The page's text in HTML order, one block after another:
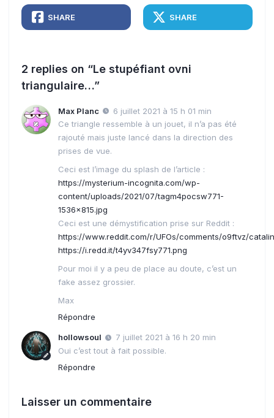
SHARE SHARE
2 replies on “Le stupéfiant ovni
triangulaire…”
Max Planc
6 juillet 2021 à 15 h 01 min
Ce triangle ressemble à un jouet, il n’a pas été
rajouté mais juste lancé dans la direction des
prises de vue.
Ceci est l’image du splash de l’article :
https://mysterium-incognita.com/wp-
content/uploads/2021/07/tagm4pocsw771-
1536×815.jpg
Ceci est une démystification prise sur Reddit :
https://www.reddit.com/r/UFOs/comments/o9ftvz/
https://i.redd.it/t4yv347fsy771.png
Pour moi il y a peu de place au doute, c’est un
fake assez grossier.
Max
Répondre
hollowsoul
7 juillet 2021 à 16 h 20 min
Oui c’est tout à fait possible.
Répondre
Laisser un commentaire